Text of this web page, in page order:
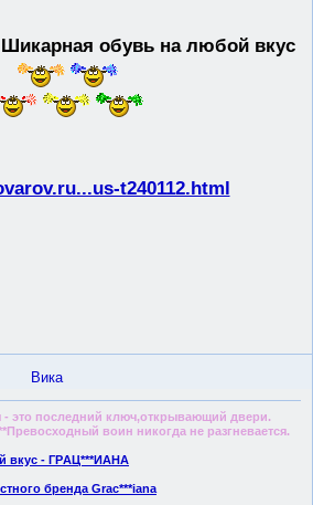
Шикарная обувь на любой вкус
t240112.html
Вика
- это последний ключ,открывающий двери.
воин никогда не разгневается.
вкус - ГPАЦ***ИAHA
бренда Grас***iаnа